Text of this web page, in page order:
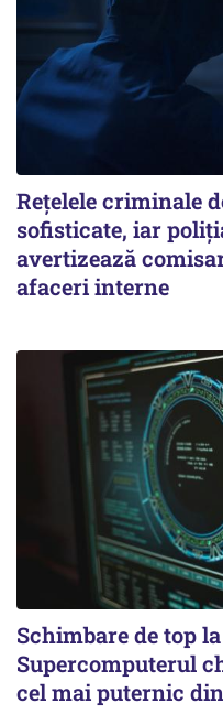
Rețelele criminale
sofisticate, iar
avertizează
afaceri interne
Schimbare de top
Supercomputerul
cel mai puternic